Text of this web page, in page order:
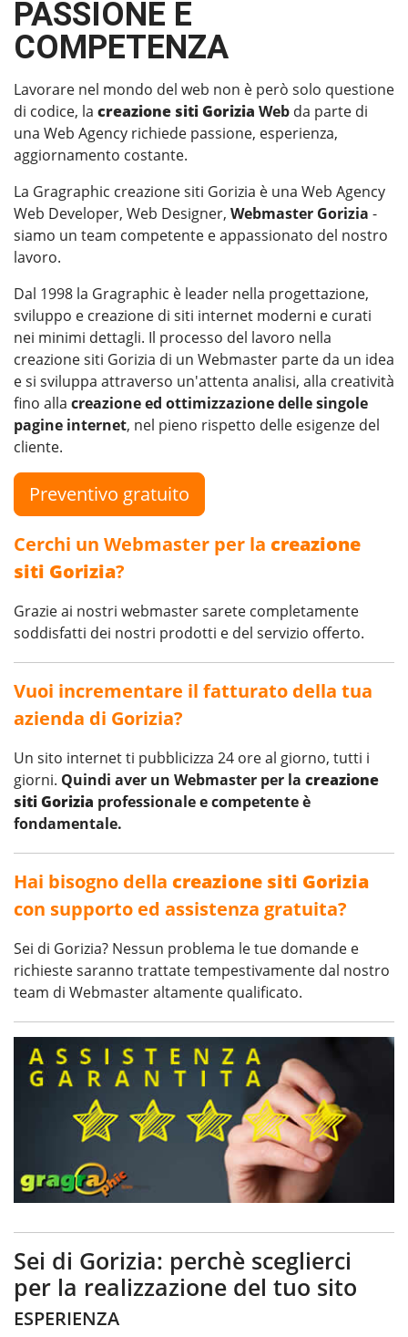
PASSIONE E
COMPETENZA
Lavorare nel mondo del web non è però solo questione
di codice, la creazione siti Gorizia Web da parte di
una Web Agency richiede passione, esperienza,
aggiornamento costante.
La Gragraphic creazione siti Gorizia è una Web Agency
Web Developer, Web Designer, Webmaster Gorizia -
siamo un team competente e appassionato del nostro
lavoro.
Dal 1998 la Gragraphic è leader nella progettazione,
sviluppo e creazione di siti internet moderni e curati
nei minimi dettagli. Il processo del lavoro nella
creazione siti Gorizia di un Webmaster parte da un idea
e si sviluppa attraverso un'attenta analisi, alla creatività
fino alla creazione ed ottimizzazione delle singole
pagine internet, nel pieno rispetto delle esigenze del
cliente.
Preventivo gratuito
Cerchi un Webmaster per la creazione
siti Gorizia?
Grazie ai nostri webmaster sarete completamente
soddisfatti dei nostri prodotti e del servizio offerto.
Vuoi incrementare il fatturato della tua
azienda di Gorizia?
Un sito internet ti pubblicizza 24 ore al giorno, tutti i
giorni. Quindi aver un Webmaster per la creazione
siti Gorizia professionale e competente è
fondamentale.
Hai bisogno della creazione siti Gorizia
con supporto ed assistenza gratuita?
Sei di Gorizia? Nessun problema le tue domande e
richieste saranno trattate tempestivamente dal nostro
team di Webmaster altamente qualificato.
Sei di Gorizia: perchè sceglierci
per la realizzazione del tuo sito
ESPERIENZA